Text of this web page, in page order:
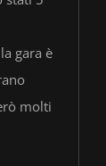
gara è
molti